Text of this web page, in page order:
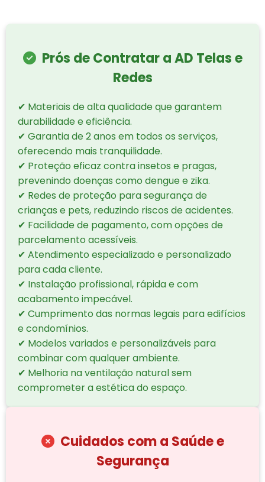
Prós de Contratar a AD Telas e
Redes
✔ Materiais de alta qualidade que garantem
durabilidade e eficiência.
✔ Garantia de 2 anos em todos os serviços,
oferecendo mais tranquilidade.
✔ Proteção eficaz contra insetos e pragas,
prevenindo doenças como dengue e zika.
✔ Redes de proteção para segurança de
crianças e pets, reduzindo riscos de acidentes.
✔ Facilidade de pagamento, com opções de
parcelamento acessíveis.
✔ Atendimento especializado e personalizado
para cada cliente.
✔ Instalação profissional, rápida e com
acabamento impecável.
✔ Cumprimento das normas legais para edifícios
e condomínios.
✔ Modelos variados e personalizáveis para
combinar com qualquer ambiente.
✔ Melhoria na ventilação natural sem
comprometer a estética do espaço.
Cuidados com a Saúde e
Segurança